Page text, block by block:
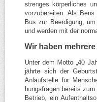
strenges körperliches
vorzubereiten. Als
Bus zur Beerdigung,
und werden mit der
Wir haben
Unter dem Motto „40
jährte sich der
Anlauf­stelle für
hungs­fragen bereits
Be­trieb, ein